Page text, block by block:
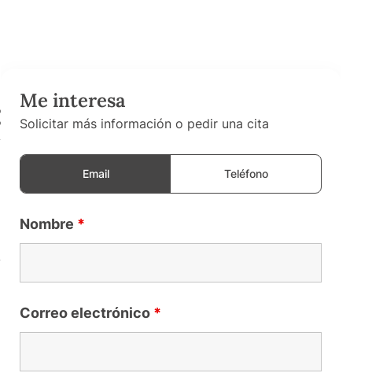
Me interesa
Solicitar más información o pedir una cita
Email Teléfono
Nombre *
Correo electrónico *